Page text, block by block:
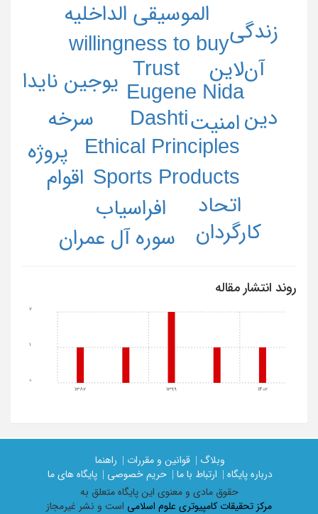
Dashti
Ethical Principles
Eugene Nida
Sports Products
Trust
willingness to buy
افراسیاب
الموسیقی الداخلیه
امنیت سرخه
سوره آل عمران
یوجین نایدا
آن‌لاین
اتحاد
اقوام
پروژه
دین
زندگی
کارگردان
روند انتشار مقاله
1382 1399 1402
0
1
2
وبلاگ | قوانین و مقررات |
راهنما
درباره پایگاه |
ارتباط با ما | حریم خصوصی |
پایگاه های ما
حقوق مادی و معنوی اين پايگاه متعلق به
مرکز تحقیقات کامپیوتری علوم اسلامی است و نشر غیرمجاز